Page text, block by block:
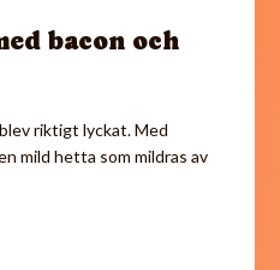
bacon och
riktigt lyckat. Med
mild hetta som mildras av